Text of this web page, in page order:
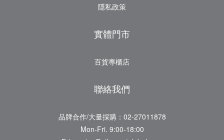
隱私政策
實體門市
百貨專櫃店
聯絡我們
品牌合作/大量採購：02-27011878
Mon-Fri. 9:00-18:00